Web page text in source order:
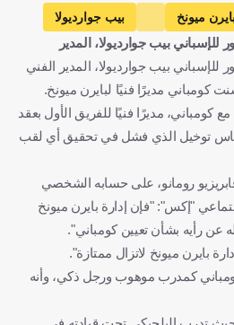
ميونخ
بيب جوارديولا
بلجيكا الإنتقالات كرة قدم
بيب جوارديولا، المدير
بيب جوارديولا، المدير الفني
كومباني مديرًا فنيًا لبايرن ميونخ.
كومباني، مديرًا فنيًا للفريق الأول بعقد
خلفًا لتوماس توخيل الذي فشل في تحقيق أي لقب
رومانو، على حسابه الشخصي
"إكس": "فإن إدارة بايرن ميونخ
عن رأيه بشأن تعيين كومباني".
بايرن ميونخ لاتزال ممتازة".
كمدرب موهوب ورجل ذكي، وأنه